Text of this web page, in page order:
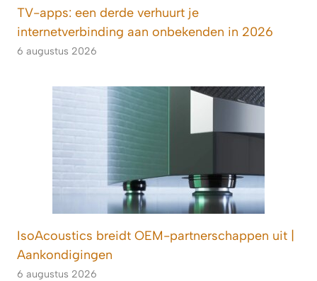
TV-apps: een derde verhuurt je
internetverbinding aan onbekenden in 2026
6 augustus 2026
IsoAcoustics breidt OEM-partnerschappen uit |
Aankondigingen
6 augustus 2026